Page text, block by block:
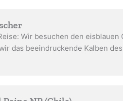
Wir besuchen den
das beeindruckende Kalben